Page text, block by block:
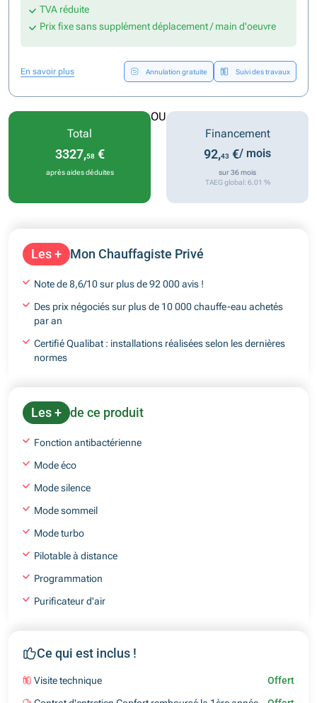
TVA réduite
Prix fixe sans supplément déplacement / main d'oeuvre
En savoir plus Annulation gratuite Suivi des travaux
Les + Mon Chauffagiste Privé
Note de 8,6/10 sur plus de 92 000 avis !
Des prix négociés sur plus de 10 000 chauffe-eau achetés
par an
Certifié Qualibat : installations réalisées selon les dernières
normes
Les + de ce produit
Fonction antibactérienne
Mode éco
Mode silence
Mode sommeil
Mode turbo
Pilotable à distance
Programmation
Purificateur d'air
Ce qui est inclus !
Visite technique
Offert
Total
3327,58€
après aides déduites
OU
Financement
92,43 €/ mois
sur 36 mois
TAEG global: 6.01 %